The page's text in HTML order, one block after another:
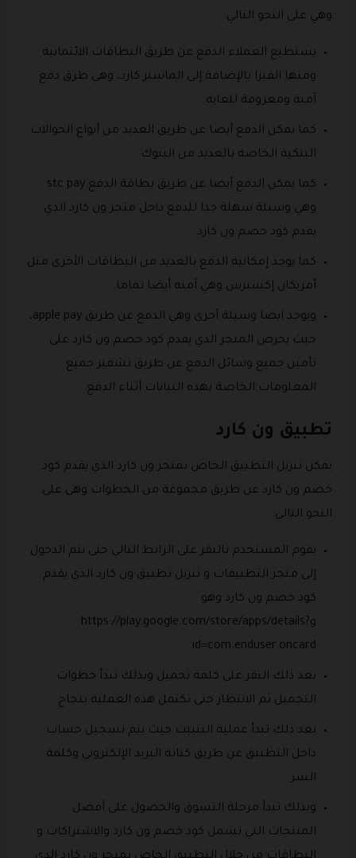
وهي على النحو التالي:
يستطيع العملاء الدفع عن طريق البطاقات الائتمانية
ومنها الفيزا بالإضافة إلى الماستر كارد، وهي طرق دفع
آمنة ومعروفة للغاية.
كما يمكن الدفع أيضا عن طريق العديد من أنواع الحوالات
البنكية الخاصة بالعديد من البنوك.
كما يمكن الدفع أيضا عن طريق بطاقة الدفع stc pay
وهي وسيلة سهلة جدا للدفع داخل متجر ون كارد الذي
يقدم كود خصم ون كارد.
كما يوجد إمكانية الدفع بالعديد من البطاقات الأخرى مثل
أمريكان إكسبرس وهي آمنه أيضا تماما.
ويوجد ايضا وسيلة أخرى وهي الدفع عن طريق apple pay،
حيث يحرص المتجر الذي يقدم كود خصم ون كارد على
تأمين جميع وسائل الدفع عن طريق تشفير جميع
المعلومات الخاصة بهذه البيانات أثناء الدفع.
تطبيق ون كارد
يمكن تنزيل التطبيق الخاص بمتجر ون كارد الذي يقدم كود
خصم ون كارد عن طريق مجموعة من الخطوات وهي على
النحو التالي:
يقوم المستخدم بالنقر على الرابط التالي حتى يتم الدخول
إلى متجر التطبيقات و تنزيل تطبيق ون كارد الذي يقدم
كود خصم ون كارد وهو
وhttps://play.google.com/store/apps/details?
id=com.enduser.oncard.
بعد ذلك النقر على كلمة تحميل وبذلك تبدأ خطوات
التجميل ثم الانتظار حتى تكتمل هذه العملية بنجاح.
بعد ذلك تبدأ عملية التثبيت حيث يتم تسجيل حساب
داخل التطبيق عن طريق كتابة البريد الإلكتروني وكلمة
السر.
وبذلك تبدأ مرحلة التسوق والحصول على أفضل
المنتجات التي تشمل كود خصم ون كارد والاشتراكات و